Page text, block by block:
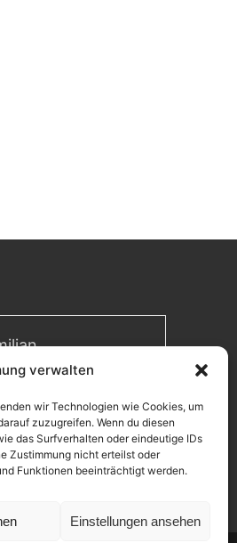
verwalten
wir Technologien wie Cookies, um
zuzugreifen. Wenn du diesen
das Surfverhalten oder eindeutige IDs
Zustimmung nicht erteilst oder
Funktionen beeinträchtigt werden.
Einstellungen ansehen
willkommen! Ich bin
Berufserfahrung. Hier
meine Leidenschaften,
und Perspektiven.
mit mir auf eine